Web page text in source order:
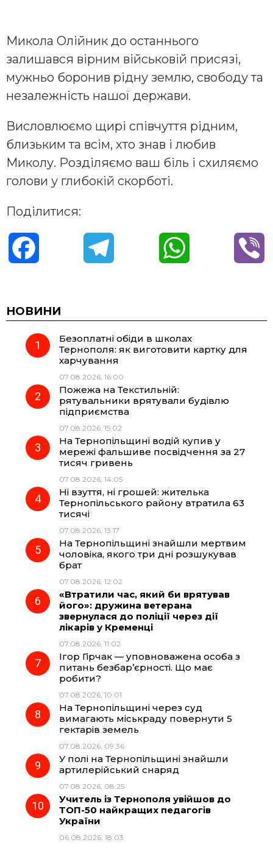
Микола Олійник до останнього
залишався вірним військовій присязі,
мужньо боронив рідну землю, свободу та
незалежність нашої держави.
Висловлюємо щирі співчуття рідним,
близьким та всім, хто знав і любив
Миколу. Розділяємо ваш біль і схиляємо
голови у глибокій скорботі.
Поділитися:
c
e
o
k
e
r
a
m
t
A
НОВИНИ
Безоплатні обіди в школах
Тернополя: як виготовити картку для
харчування
07.08.2026, 16:00
Пожежа на Текстильній:
рятувальники врятували будівлю
підприємства
07.08.2026, 15:02
На Тернопільщині водій купив у
мережі фальшиве посвідчення за 27
тисяч гривень
07.08.2026, 14:05
Ні взуття, ні грошей: жителька
Тернопільського району втратила 63
тисячі
07.08.2026, 13:17
На Тернопільщині знайшли мертвим
чоловіка, якого три дні розшукував
брат
07.08.2026, 12:02
«Втратили час, який би врятував
його»: дружина ветерана
звернулася до поліції через дії
лікарів у Кременці
07.08.2026, 11:02
Ігор Гірчак — уповноважена особа з
питань безбар’єрності. Що має
робити?
07.08.2026, 10:01
На Тернопільщині через суд
вимагають міськраду повернути 5
гектарів земель
07.08.2026, 09:36
У полі на Тернопільщині знайшли
артилерійський снаряд
07.08.2026, 08:25
Учитель із Тернополя увійшов до
ТОП-50 найкращих педагогів
України
06.08.2026, 18:03